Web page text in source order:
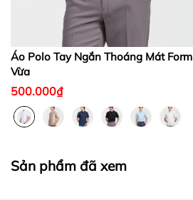
Áo Polo Tay Ngắn Thoáng Mát Form
Vừa
500.000₫
Sản phẩm đã xem